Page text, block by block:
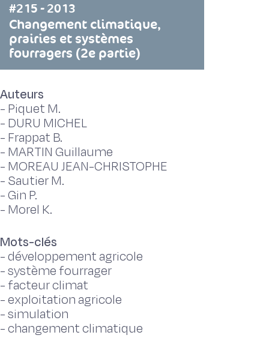
#215 - 2013
Changement climatique,
prairies et systèmes
fourragers (2e partie)
Auteurs
- Piquet M.
- DURU MICHEL
- Frappat B.
- MARTIN Guillaume
- MOREAU JEAN-CHRISTOPHE
- Sautier M.
-Gin P.
- Morel K.
Mots-clés
-développement agricole
-système fourrager
- facteur climat
-exploitation agricole
-simulation
-changement climatique